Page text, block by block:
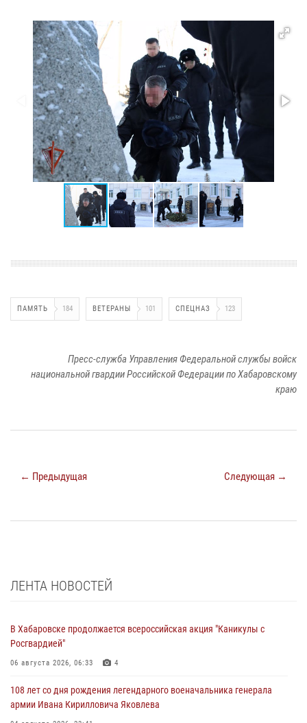
ПАМЯТЬ 184 ВЕТЕРАНЫ 101 СПЕЦНАЗ 123
Пресс-служба Управления Федеральной службы войск
национальной гвардии Российской Федерации по Хабаровскому
краю
← Предыдущая Следующая →
ЛЕНТА НОВОСТЕЙ
В Хабаровске продолжается всероссийская акция "Каникулы с
Росгвардией"
06 августа 2026, 06:33 4
108 лет со дня рождения легендарного военачальника генерала
армии Ивана Кирилловича Яковлева